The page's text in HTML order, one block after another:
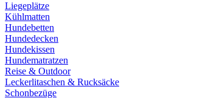
Liegeplätze
Kühlmatten
Hundebetten
Hundedecken
Hundekissen
Hundematratzen
Reise & Outdoor
Leckerlitaschen & Rucksäcke
Schonbezüge